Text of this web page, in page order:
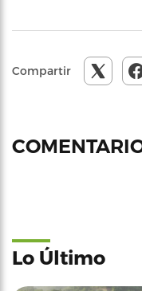
Compartir
Lo Último